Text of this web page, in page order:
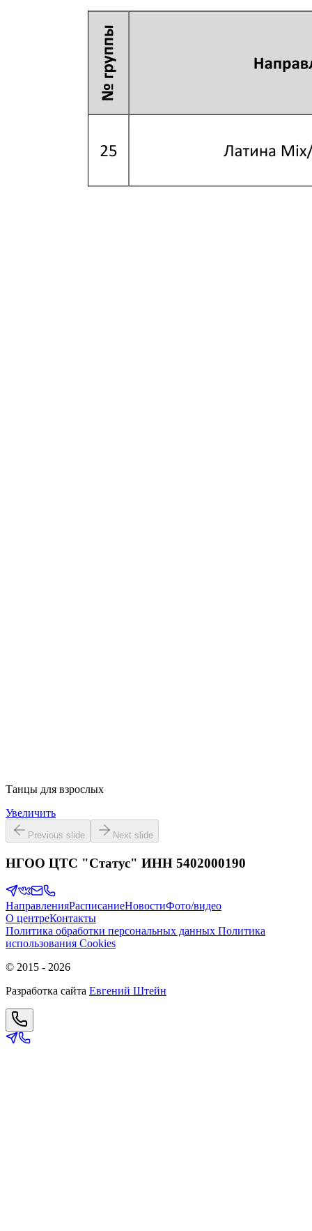
Танцы для взрослых
Увеличить
Previous slide Next slide
НГОО ЦТС "Статус" ИНН 5402000190
НаправленияРасписаниеНовостиФото/видео
О центреКонтакты
Политика обработки персональных данных Политика
использования Cookies
© 2015 - 2026
Разработка сайта Евгений Штейн